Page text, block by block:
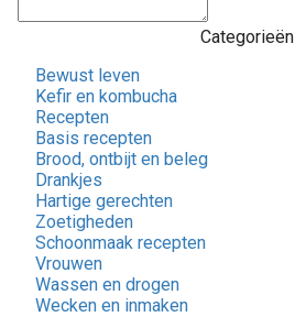
Categorieën
Bewust leven
Kefir en kombucha
Recepten
Basis recepten
Brood, ontbijt en beleg
Drankjes
Hartige gerechten
Zoetigheden
Schoonmaak recepten
Vrouwen
Wassen en drogen
Wecken en inmaken